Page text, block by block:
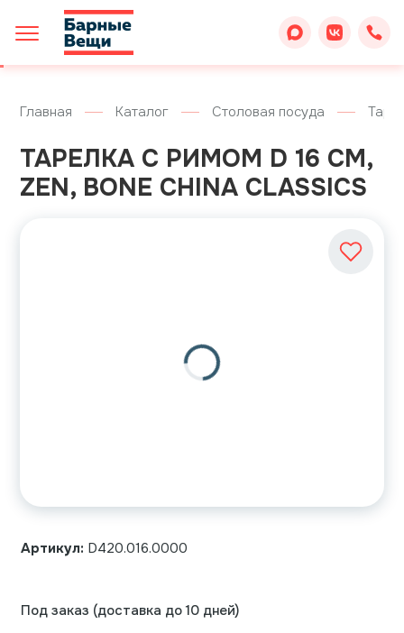
Главная Каталог Столовая посуда
ТАРЕЛКА С РИМОМ D 16 СМ,
ZEN, BONE CHINA CLASSICS
Артикул: D420.016.0000
Под заказ (доставка до 10 дней)